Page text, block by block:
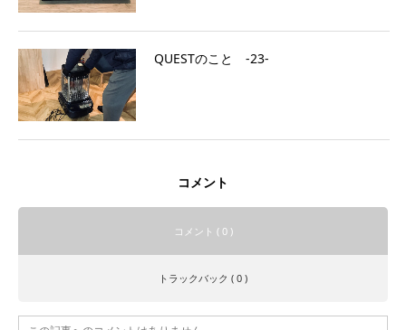
QUESTのこと ‐23‐
コメント
コメント ( 0 )
トラックバック ( 0 )